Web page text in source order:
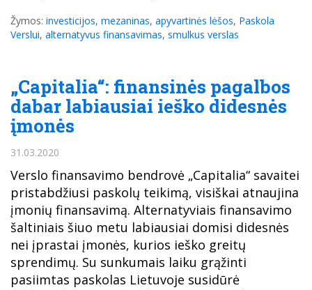
Žymos: investicijos, mezaninas, apyvartinės lėšos, Paskola
Verslui, alternatyvus finansavimas, smulkus verslas
„Capitalia“: finansinės pagalbos
dabar labiausiai ieško didesnės
įmonės
31.03.2020
Verslo finansavimo bendrovė „Capitalia“ savaitei
pristabdžiusi paskolų teikimą, visiškai atnaujina
įmonių finansavimą. Alternatyviais finansavimo
šaltiniais šiuo metu labiausiai domisi didesnės
nei įprastai įmonės, kurios ieško greitų
sprendimų. Su sunkumais laiku grąžinti
pasiimtas paskolas Lietuvoje susidūrė